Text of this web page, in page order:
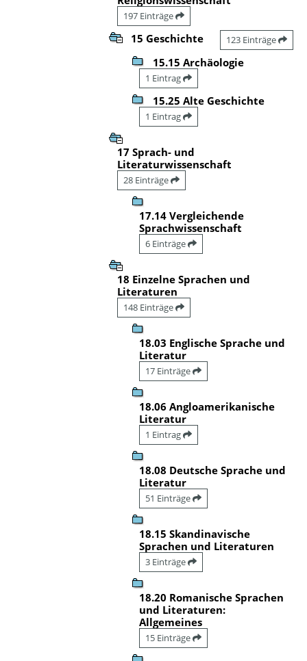
197 Einträge
15 Geschichte 123 Einträge
15.15 Archäologie
1 Eintrag
15.25 Alte Geschichte
1 Eintrag
17 Sprach- und
Literaturwissenschaft
28 Einträge
17.14 Vergleichende
Sprachwissenschaft
6 Einträge
18 Einzelne Sprachen und
Literaturen
148 Einträge
18.03 Englische Sprache und
Literatur
17 Einträge
18.06 Angloamerikanische
Literatur
1 Eintrag
18.08 Deutsche Sprache und
Literatur
51 Einträge
18.15 Skandinavische
Sprachen und Literaturen
3 Einträge
18.20 Romanische Sprachen
und Literaturen:
Allgemeines
15 Einträge